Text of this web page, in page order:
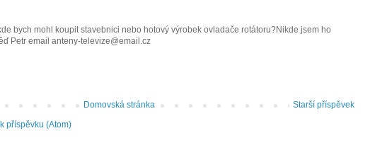
bych mohl koupit stavebnici nebo hotový výrobek ovladače rotátoru?Nikde jsem ho
Petr email anteny-televize@email.cz
Starší příspěvek
Domovská stránka
příspěvku (Atom)